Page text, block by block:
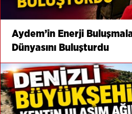
Aydem’in Enerji
Dünyasını Buluşturdu